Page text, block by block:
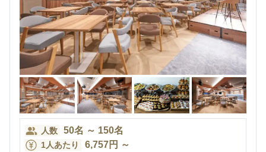
人数 50名 ～ 150名
1人あたり 6,757円 ～